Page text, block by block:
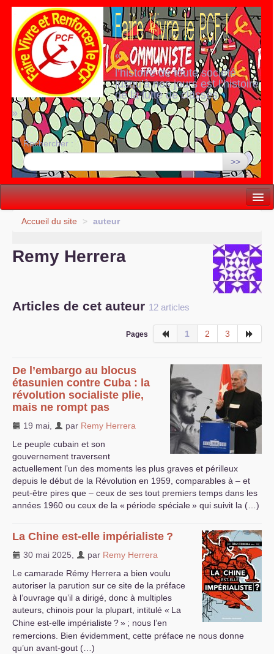
«
l’histoire de toute société
jusqu’à nos jours est l’histoire
de la lutte de classes
»
Rechercher :
>>
Vie politique
Internationale
Accueil du site > auteur
Remy Herrera
Articles de cet auteur 12 articles
Pages 1 2 3
De l’embargo au blocus
étasunien contre Cuba : la
révolution socialiste plie,
mais ne rompt pas
19 mai par Remy Herrera
Le peuple cubain et son
gouvernement traversent
actuellement l’un des moments les plus graves et périlleux
depuis le début de la Révolution en 1959, comparables à – et
peut-être pires que – ceux de ses tout premiers temps dans les
années 1960 ou ceux de la « période spéciale» qui suivit la (…)
La Chine est-elle impérialiste ?
30 mai 2025 par Remy Herrera
Le camarade Rémy Herrera a bien voulu
autoriser la parution sur ce site de la préface
à l’ouvrage qu’il a dirigé, donc à multiples
auteurs, chinois pour la plupart, intitulé « La
Chine est-elle impérialiste?» ; nous l’en
remercions. Bien évidemment, cette préface ne nous donne
qu’un avant-gout (…)